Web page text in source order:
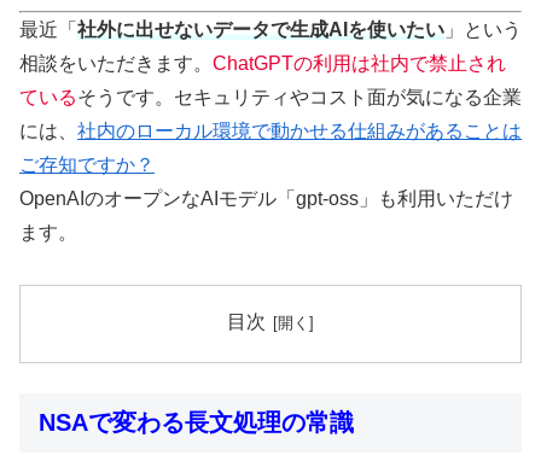
最近「 社外に出せないデータで生成AIを使いたい 」という
相談をいただきます。 ChatGPTの利用は社内で禁止され
ているそうです。セキュリティやコスト面が気になる企業
には、 社内のローカル環境で動かせる仕組みがあることは
ご存知ですか？
OpenAIのオープンなAIモデル「gpt-oss」も利用いただけ
ます。
目次
NSAで変わる長文処理の常識